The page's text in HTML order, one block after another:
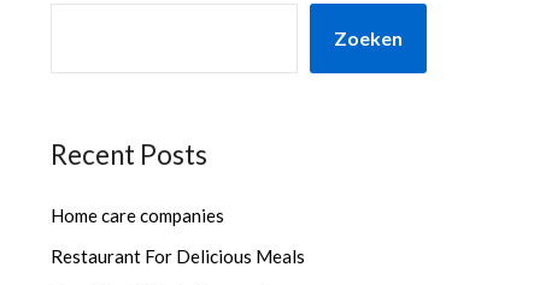
Zoeken
Recent Posts
Home care companies
Restaurant For Delicious Meals